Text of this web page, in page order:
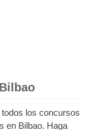
los concursos
en Bilbao. Haga